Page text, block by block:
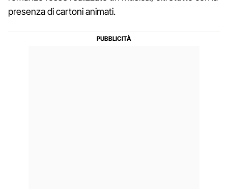
presenza di cartoni animati.